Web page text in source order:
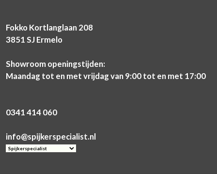
Fokko Kortlanglaan 208
3851 SJ Ermelo
Showroom openingstijden:
Maandag tot en met vrijdag van 9:00 tot en met 17:00
0341 414 060
info@spijkerspecialist.nl